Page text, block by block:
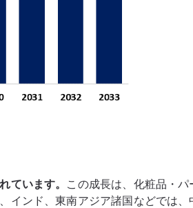
ています。 この成長は、化粧品・
インド、東南アジア諸国などでは、